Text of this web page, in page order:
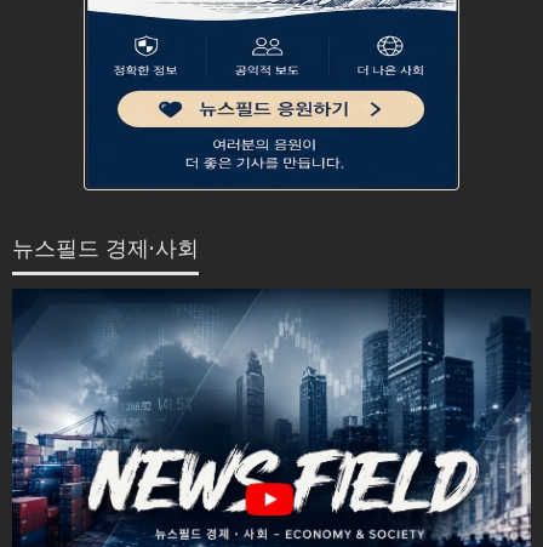
뉴스필드 경제·사회